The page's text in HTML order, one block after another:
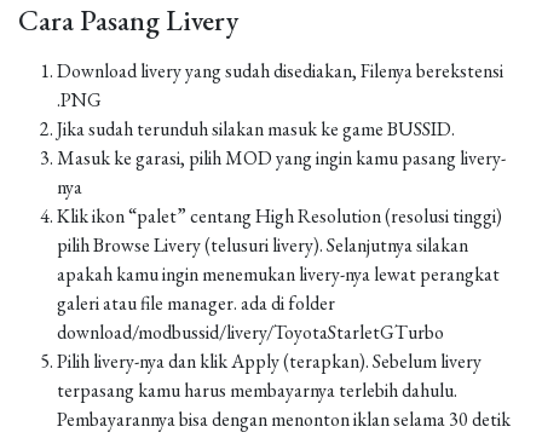
Cara Pasang Livery
Download livery yang sudah disediakan, Filenya berekstensi
.PNG
Jika sudah terunduh silakan masuk ke game BUSSID.
Masuk ke garasi, pilih MOD yang ingin kamu pasang livery-
nya
Klik ikon “palet” centang High Resolution (resolusi tinggi)
pilih Browse Livery (telusuri livery). Selanjutnya silakan
apakah kamu ingin menemukan livery-nya lewat perangkat
galeri atau file manager. ada di folder
download/modbussid/livery/ToyotaStarletGTurbo
Pilih livery-nya dan klik Apply (terapkan). Sebelum livery
terpasang kamu harus membayarnya terlebih dahulu.
Pembayarannya bisa dengan menonton iklan selama 30 detik